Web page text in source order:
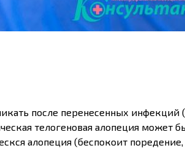
после перенесенных инфекций
телогеновая алопеция может
алопеция (беспокоит поредение,